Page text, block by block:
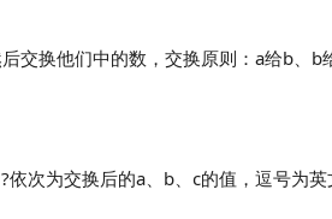
交换他们中的数，交换原则：a给b、b
次为交换后的a、b、c的值，逗号为英